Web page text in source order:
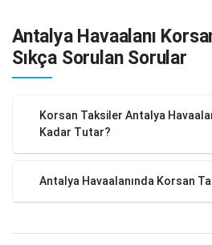
Antalya Havaalanı
Sıkça Sorulan Sorular
Korsan Taksiler Antalya
Kadar Tutar?
Antalya Havaalanında Korsan